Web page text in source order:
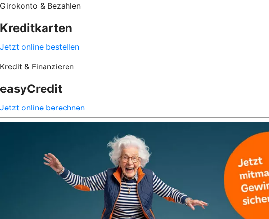
Girokonto & Bezahlen
Kreditkarten
Jetzt online bestellen
Kredit & Finanzieren
easyCredit
Jetzt online berechnen